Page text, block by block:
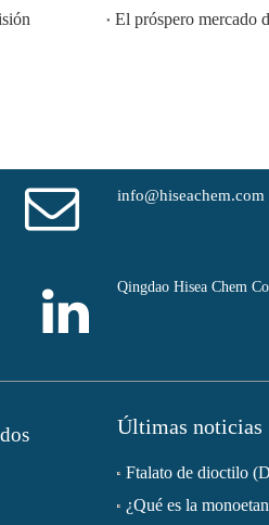
info@hiseachem.com
Qingdao Hisea Chem
Últimas noticias
¿Qué es la